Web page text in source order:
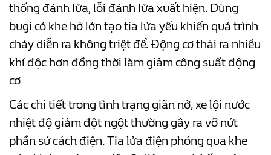
thống đánh lửa, lỗi đánh lửa xuất hiện. Dùng
bugi có khe hở lớn tạo tia lửa yếu khiến quá trình
cháy diễn ra không triệt để. Động cơ thải ra nhiều
khí độc hơn đồng thời làm giảm công suất động
cơ
Các chi tiết trong tình trạng giãn nở, xe lội nước
nhiệt độ giảm đột ngột thường gây ra vỡ nứt
phần sứ cách điện. Tia lửa điện phóng qua khe